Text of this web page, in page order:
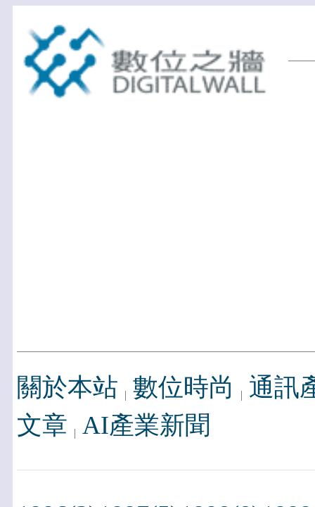
關於本站 數位時尚
通訊
文章 AI產業新聞